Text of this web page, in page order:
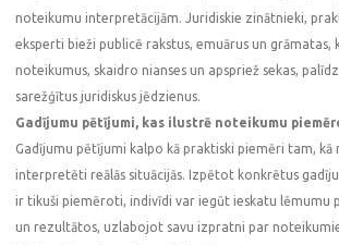
noteikumu interpretācijām. Juridiskie zinātnieki,
eksperti bieži publicē rakstus, emuārus un grāmatas,
noteikumus, skaidro nianses un apspriež sekas,
sarežģītus juridiskus jēdzienus.
Gadījumu pētījumi, kas ilustrē noteikumu
Gadījumu pētījumi kalpo kā praktiski piemēri tam,
interpretēti reālās situācijās. Izpētot konkrētus
ir tikuši piemēroti, indivīdi var iegūt ieskatu lēmumu
un rezultātos, uzlabojot savu izpratni par